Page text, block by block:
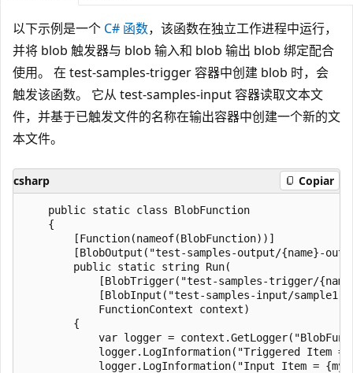
以下示例是一个 C# 函数，该函数在独立工作进程中运行，
并将 blob 触发器与 blob 输入和 blob 输出 blob 绑定配合
使用。 在 test-samples-trigger 容器中创建 blob 时，会
触发该函数。 它从 test-samples-input 容器读取文本文
件，并基于已触发文件的名称在输出容器中创建一个新的文
本文件。
csharp Copiar
    public static class BlobFunction
    {
        [Function(nameof(BlobFunction))]
[BlobOutput("test-samples-output/{name}-
        public static string Run(
[BlobTrigger("test-samples-trigger/
[BlobInput("test-samples-input/
            FunctionContext context)
        {
var logger =
logger.LogInformation("Triggered Item =
logger.LogInformation("Input Item =